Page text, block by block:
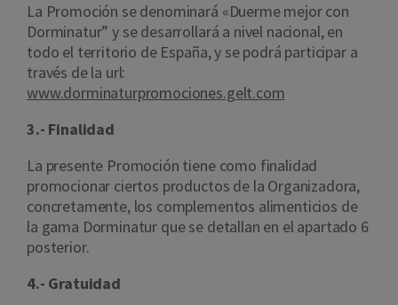
La Promoción se denominará «Duerme mejor con
Dorminatur” y se desarrollará a nivel nacional, en
todo el territorio de España, y se podrá participar a
través de la url:
www.dorminaturpromociones.gelt.com
3.- Finalidad
La presente Promoción tiene como finalidad
promocionar ciertos productos de la Organizadora,
concretamente, los complementos alimenticios de
la gama Dorminatur que se detallan en el apartado 6
posterior.
4.- Gratuidad